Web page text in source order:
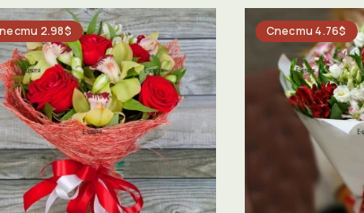
2.98$ Спести 4.76$